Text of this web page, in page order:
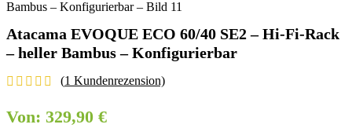
Atacama EVOQUE ECO 60/40 SE2 – Hi-Fi-Rack
– heller Bambus – Konfigurierbar
(1 Kundenrezension)
Von: 329,90 €